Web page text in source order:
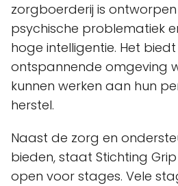
zorgboerderij is
psychische problematiek
hoge intelligentie. Het
ontspannende omgeving
kunnen werken aan hun
herstel.
Naast de zorg en
bieden, staat Stichting
open voor stages. Vele